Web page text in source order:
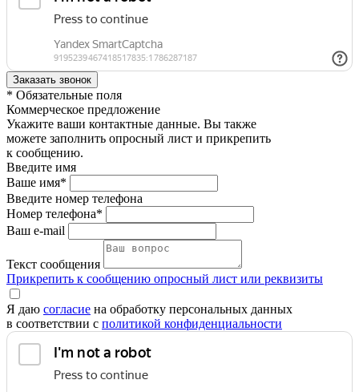
* Обязательные поля
Коммерческое предложение
Укажите ваши контактные данные. Вы также
можете заполнить опросный лист и прикрепить
к сообщению.
Введите имя
Ваше имя*
Введите номер телефона
Номер телефона*
Ваш e-mail
Текст сообщения
Прикрепить к сообщению опросный лист или реквизиты
Я даю согласие на обработку персональных данных
в соответствии с политикой конфиденциальности